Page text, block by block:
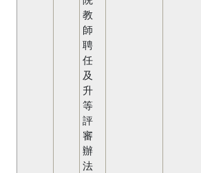
教
師
聘
任
及
升
等
評
審
辦
法